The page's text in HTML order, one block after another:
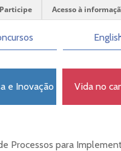
Participe Acesso à
e Inovação Vida no
Processos para